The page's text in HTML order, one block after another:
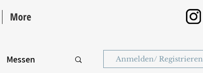
More
Messen Anmelden/ Registrieren